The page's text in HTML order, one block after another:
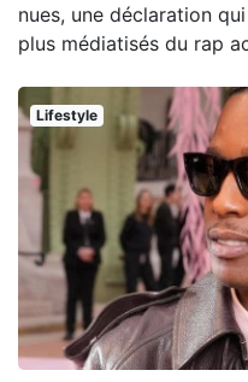
nues, une déclaration
plus médiatisés du rap
Lifestyle